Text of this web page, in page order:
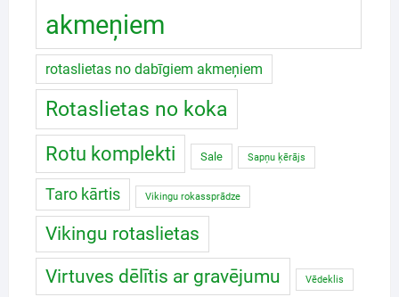
akmeņiem
rotaslietas no dabīgiem akmeņiem
Rotaslietas no koka
Rotu komplekti Sale Sapņu ķērājs
Taro kārtis Vikingu rokassprādze
Vikingu rotaslietas
Virtuves dēlītis ar gravējumu Vēdeklis